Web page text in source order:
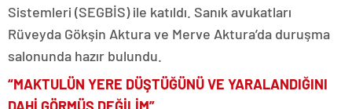
Sistemleri (SEGBİS) ile katıldı. Sanık avukatları
Rüveyda Gökşin Aktura ve Merve Aktura’da duruşma
salonunda hazır bulundu.
“MAKTULÜN YERE DÜŞTÜĞÜNÜ VE YARALANDIĞINI